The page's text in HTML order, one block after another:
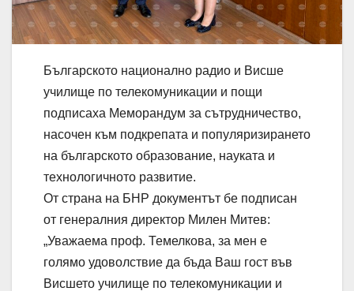
Българското национално радио и Висше
училище по телекомуникации и пощи
подписаха Меморандум за сътрудничество,
насочен към подкрепата и популяризирането
на българското образование, науката и
технологичното развитие.
От страна на БНР документът бе подписан
от генералния директор Милен Митев:
„Уважаема проф. Темелкова, за мен е
голямо удоволствие да бъда Ваш гост във
Висшето училище по телекомуникации и